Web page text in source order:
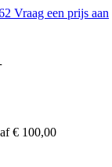
Vraag een prijs aan
€ 100,00